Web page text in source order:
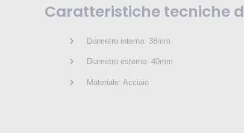
Caratteristiche tecniche
Diametro interno: 38mm
Diametro esterno: 40mm
Materiale: Acciaio